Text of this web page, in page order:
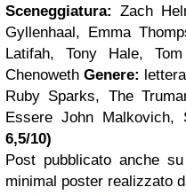
Sceneggiatura: Zach
Gyllenhaal, Emma
Latifah, Tony Hale,
Chenoweth Genere:
Ruby Sparks, The
Essere John Malkovich,
6,5/10)
Post pubblicato anche su
minimal poster realizzato